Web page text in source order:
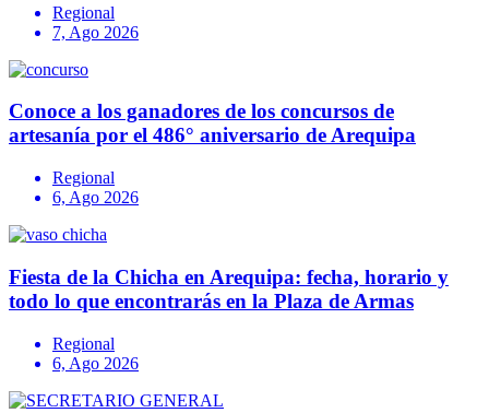
Regional
7, Ago 2026
Conoce a los ganadores de los concursos de
artesanía por el 486° aniversario de Arequipa
Regional
6, Ago 2026
Fiesta de la Chicha en Arequipa: fecha, horario y
todo lo que encontrarás en la Plaza de Armas
Regional
6, Ago 2026